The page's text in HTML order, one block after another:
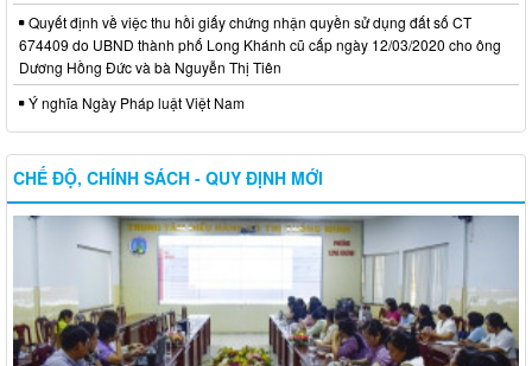
Quyết định về việc thu hồi giấy chứng nhận quyền sử dụng đất số CT
674409 do UBND thành phố Long Khánh cũ cấp ngày 12/03/2020 cho ông
Dương Hồng Đức và bà Nguyễn Thị Tiên
Ý nghĩa Ngày Pháp luật Việt Nam
CHẾ ĐỘ, CHÍNH SÁCH - QUY ĐỊNH MỚI